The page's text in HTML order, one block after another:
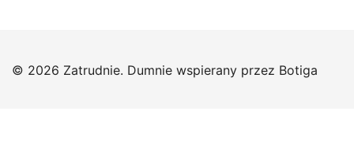
© 2026 Zatrudnie. Dumnie wspierany przez Botiga